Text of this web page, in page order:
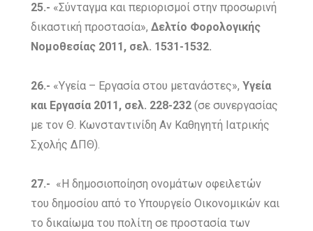
25.- «Σύνταγμα και περιορισμοί στην προσωρινή
δικαστική προστασία»,Δελτίο Φορολογικής
Νομοθεσίας 2011, σελ. 1531-1532.
26.- «Υγεία – Εργασία στου μετανάστες»,Υγεία
και Εργασία 2011, σελ. 228-232(σε συνεργασίας
με τον Θ. Κωνσταντινίδη Αν Καθηγητή Ιατρικής
Σχολής ΔΠΘ).
27.- «Η δημοσιοποίηση ονομάτων οφειλετών
του δημοσίου από το Υπουργείο Οικονομικών και
το δικαίωμα του πολίτη σε προστασία των